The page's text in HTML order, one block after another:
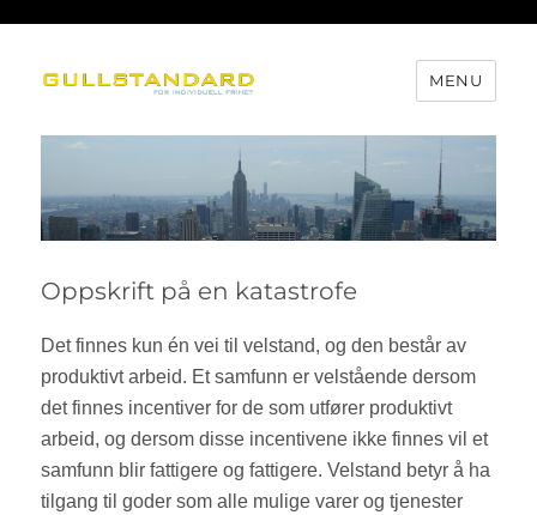
Gullstandard
MENU
Oppskrift på en katastrofe
Det finnes kun én vei til velstand, og den består av
produktivt arbeid. Et samfunn er velstående dersom
det finnes incentiver for de som utfører produktivt
arbeid, og dersom disse incentivene ikke finnes vil et
samfunn blir fattigere og fattigere. Velstand betyr å ha
tilgang til goder som alle mulige varer og tjenester